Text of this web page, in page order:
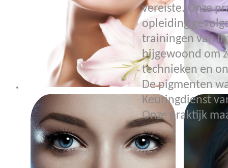
vereiste. Onze
opleiding
trainingen van
bijgewoond om
technieken en
De pigmenten
Keuringdienst
Onze praktijk